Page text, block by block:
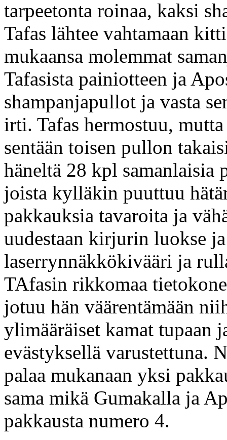
tarpeetonta roinaa, kaksi
Tafas lähtee vahtamaan
mukaansa molemmat
Tafasista painiotteen ja
shampanjapullot ja vasta
irti. Tafas hermostuu,
sentään toisen pullon
häneltä 28 kpl samanlaisia
joista kylläkin puuttuu
pakkauksia tavaroita ja
uudestaan kirjurin luokse
laserrynnäkkökivääri ja
TAfasin rikkomaa
jotuu hän väärentämään
ylimääräiset kamat tupaan
evästyksellä varustettuna.
palaa mukanaan yksi
sama mikä Gumakalla ja
pakkausta numero 4.